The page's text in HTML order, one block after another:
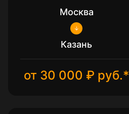
Москва
Казань
от 30 000 ₽ руб.*